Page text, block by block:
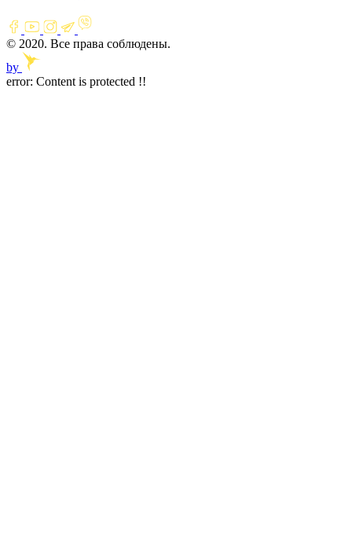
© 2020. Все права соблюдены.
by
error: Content is protected !!